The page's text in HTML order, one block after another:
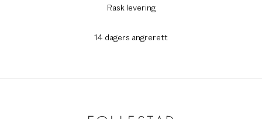
Rask levering
14 dagers angrerett